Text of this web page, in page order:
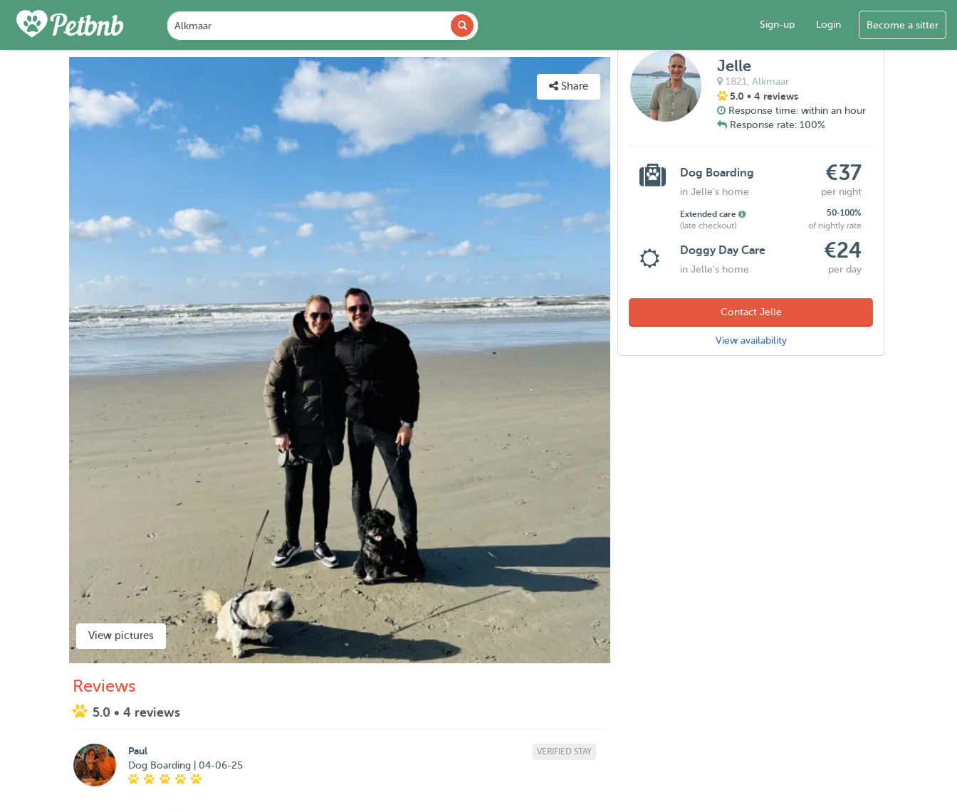
Sign-up Login Become a sitter
PHOTOS DETAILS
Share
View pictures
Reviews
5.0 • 4 reviews
Paul
Dog Boarding | 04-06-25
VERIFIED STAY
Jelle
1821,Alkmaar
5.0 • 4 reviews
Response time: within an hour
Response rate: 100%
Dog Boarding €37
in Jelle's home per night
Extended care
50-100%
(late checkout)
of nightly rate
Doggy Day Care €24
in Jelle's home per day
Contact Jelle
View availability